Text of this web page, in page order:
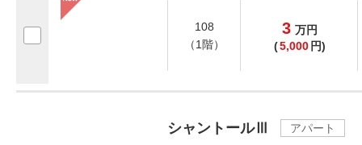
108
（1階）
3 万円
(5,000 円)
シャントールⅢ
アパート